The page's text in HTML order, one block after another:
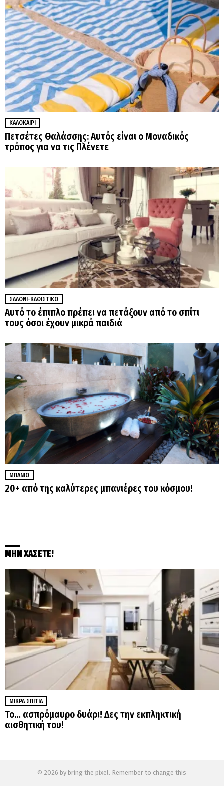
ΚΑΛΟΚΑΊΡΙ
Πετσέτες Θαλάσσης: Αυτός είναι ο Μοναδικός
τρόπος για να τις Πλένετε
ΣΑΛΌΝΙ-ΚΑΘΙΣΤΙΚΌ
Αυτό το έπιπλο πρέπει να πετάξουν από το σπίτι
τους όσοι έχουν μικρά παιδιά
ΜΠΆΝΙΟ
20+ από της καλύτερες μπανιέρες του κόσμου!
ΜΗΝ ΧΑΣΕΤΕ!
ΜΙΚΡΆ ΣΠΊΤΙΑ
Το… ασπρόμαυρο δυάρι! Δες την εκπληκτική
αισθητική του!
© 2026 by bring the pixel. Remember to change this